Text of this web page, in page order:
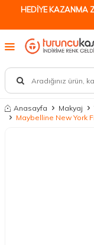
HEDİYE KAZANMA
Anasayfa Makyaj
Maybelline New York